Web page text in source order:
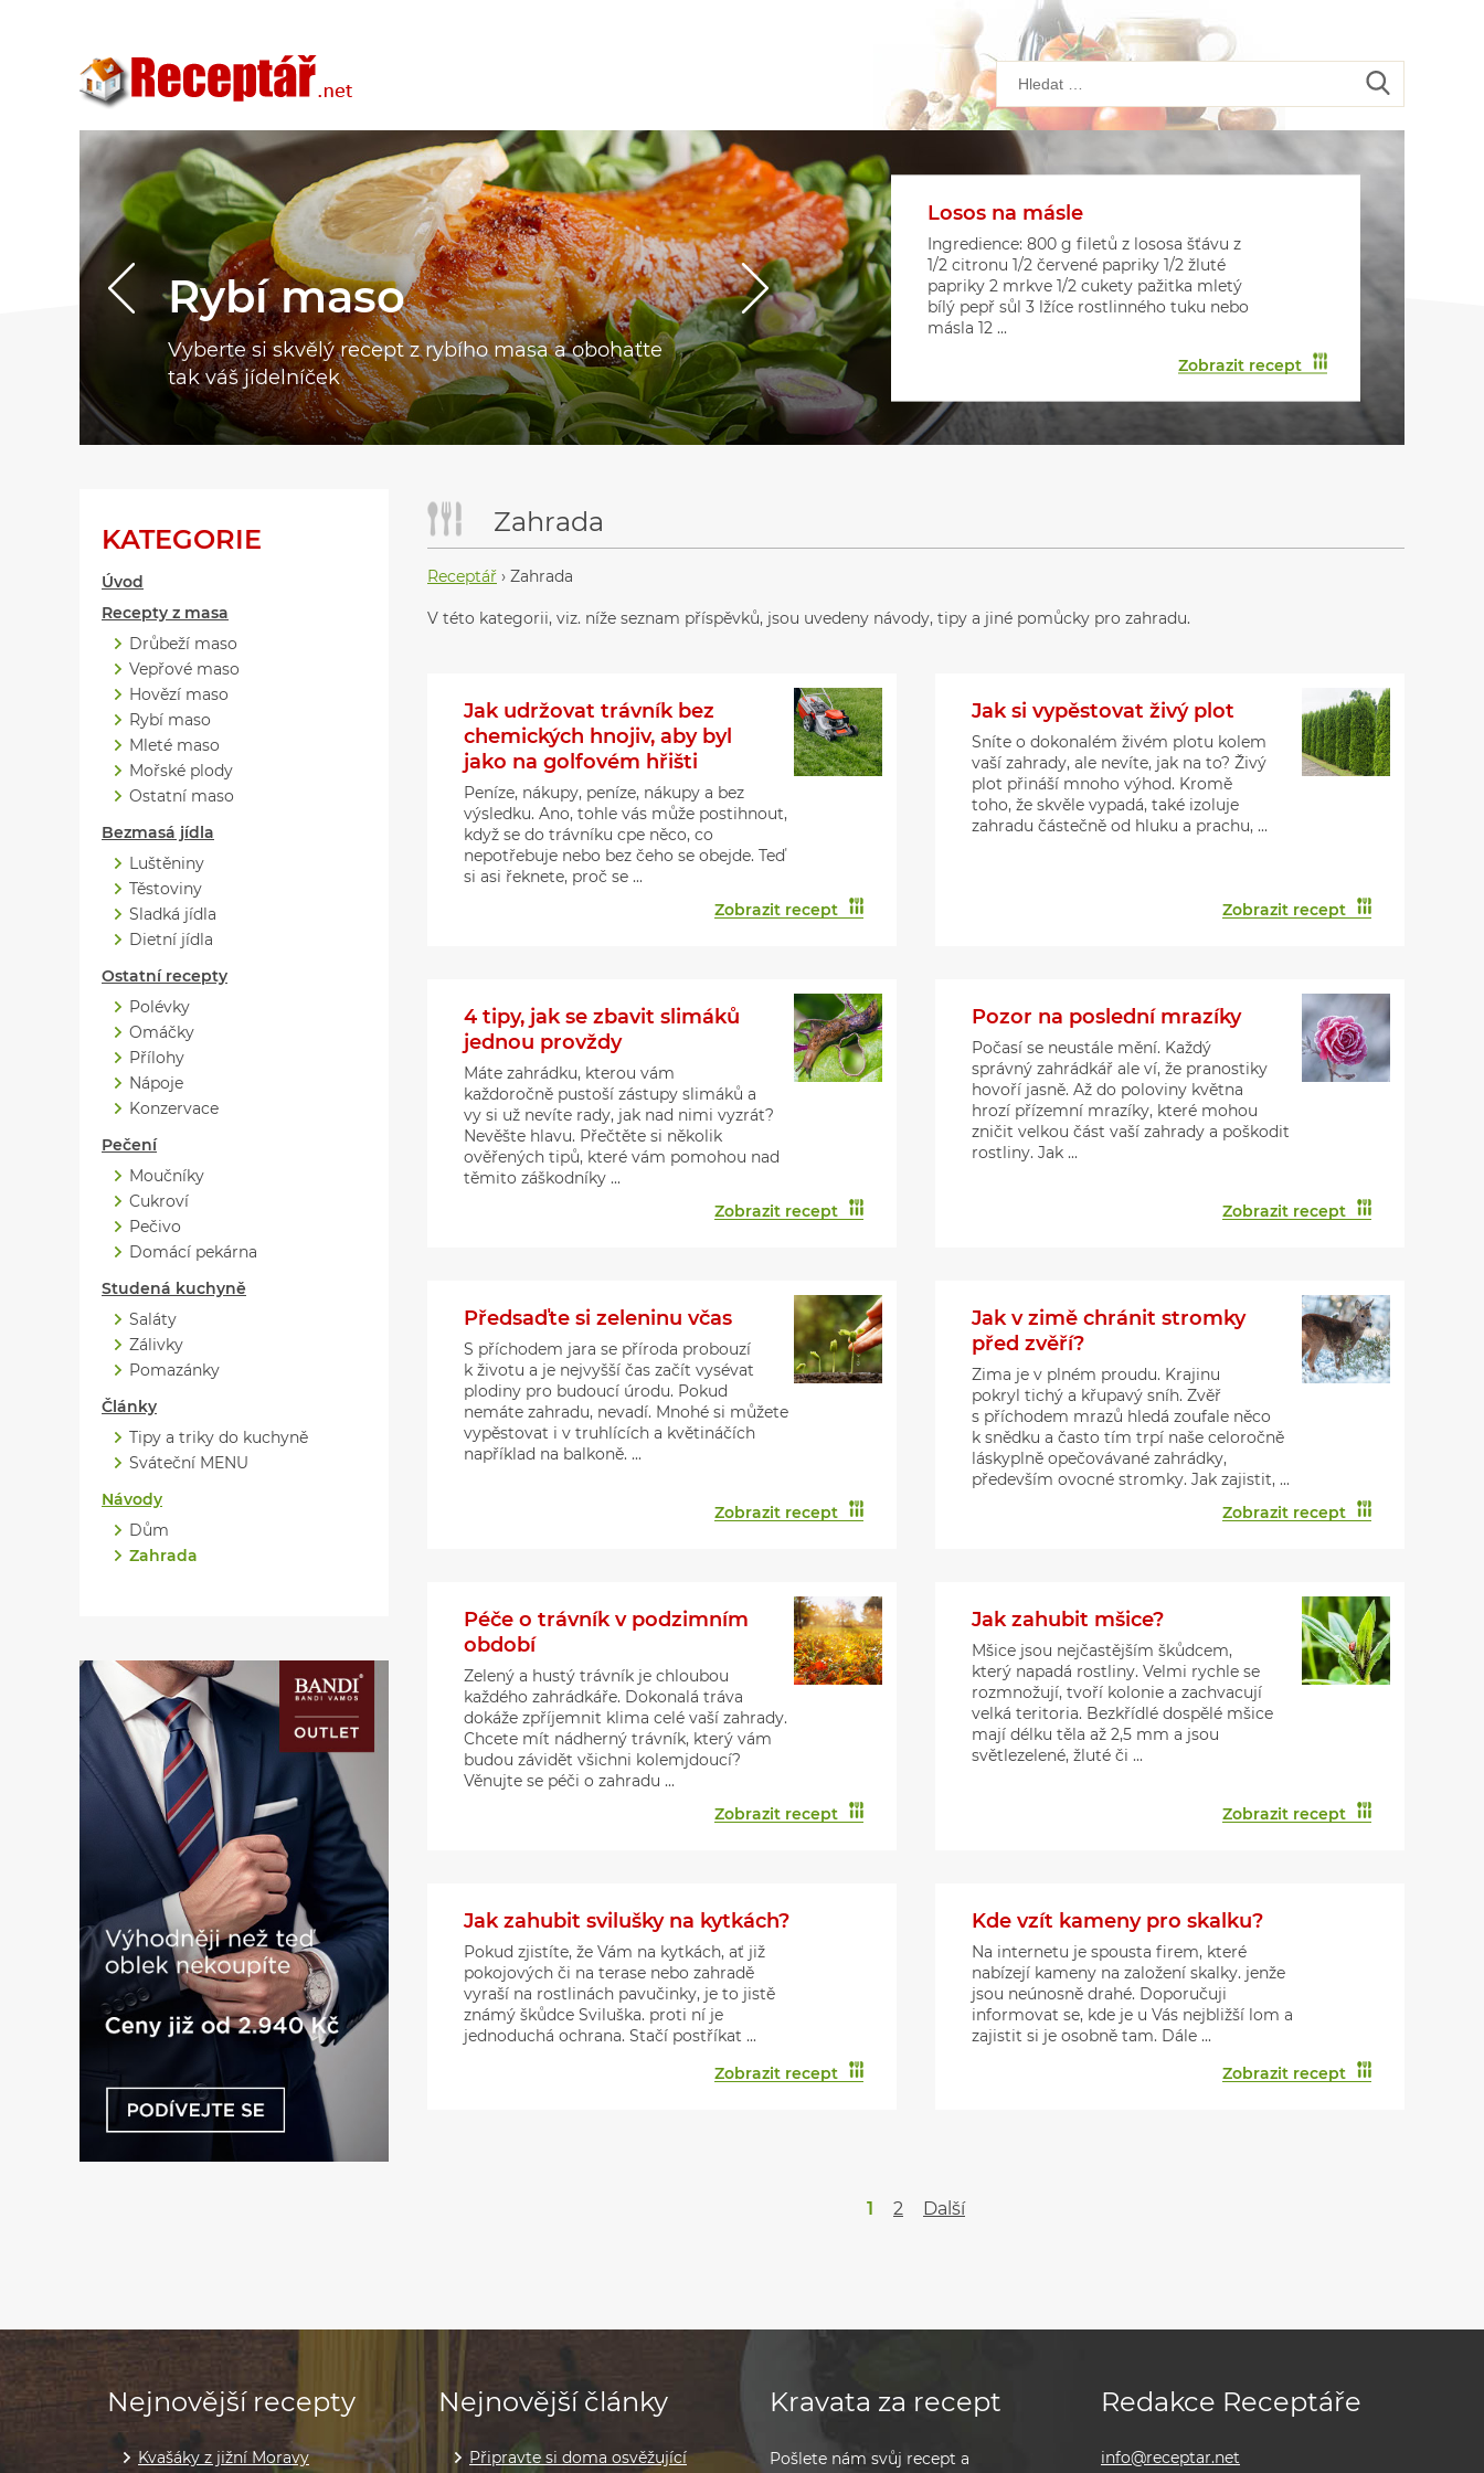
Rybí maso
Vyberte si skvělý recept z rybího masa a obohaťte
tak váš jídelníček
Losos na másle
Ingredience: 800 g filetů z lososa šťávu z
1/2 citronu 1/2 červené papriky 1/2 žluté
papriky 2 mrkve 1/2 cukety pažitka mletý
bílý pepř sůl 3 lžíce rostlinného tuku nebo
másla 12 ...
Zobrazit recept
Květákové placičky s houbami
Srdíčkové muffiny
KATEGORIE
Úvod
Recepty z masa
Drůbeží maso
Vepřové maso
Hovězí maso
Rybí maso
Mleté maso
Mořské plody
Ostatní maso
Bezmasá jídla
Luštěniny
Těstoviny
Sladká jídla
Dietní jídla
Ostatní recepty
Polévky
Omáčky
Přílohy
Nápoje
Konzervace
Pečení
Moučníky
Cukroví
Pečivo
Domácí pekárna
Studená kuchyně
Saláty
Zálivky
Pomazánky
Články
Tipy a triky do kuchyně
Sváteční MENU
Návody
Dům
Zahrada
Zahrada
Receptář › Zahrada
V této kategorii, viz. níže seznam příspěvků, jsou uvedeny návody, tipy a jiné pomůcky pro zahradu.
Jak udržovat trávník bez
chemických hnojiv, aby byl
jako na golfovém hřišti
Peníze, nákupy, peníze, nákupy a bez
výsledku. Ano, tohle vás může postihnout,
když se do trávníku cpe něco, co
nepotřebuje nebo bez čeho se obejde. Teď
si asi řeknete, proč se ...
Zobrazit recept
Jak si vypěstovat živý plot
Sníte o dokonalém živém plotu kolem
vaší zahrady, ale nevíte, jak na to? Živý
plot přináší mnoho výhod. Kromě
toho, že skvěle vypadá, také izoluje
zahradu částečně od hluku a prachu, ...
Zobrazit recept
4 tipy, jak se zbavit slimáků
jednou provždy
Máte zahrádku, kterou vám
každoročně pustoší zástupy slimáků a
vy si už nevíte rady, jak nad nimi vyzrát?
Nevěšte hlavu. Přečtěte si několik
ověřených tipů, které vám pomohou nad
těmito záškodníky ...
Zobrazit recept
Pozor na poslední mrazíky
Počasí se neustále mění. Každý
správný zahrádkář ale ví, že pranostiky
hovoří jasně. Až do poloviny května
hrozí přízemní mrazíky, které mohou
zničit velkou část vaší zahrady a poškodit
rostliny. Jak ...
Zobrazit recept
Předsaďte si zeleninu včas
S příchodem jara se příroda probouzí
k životu a je nejvyšší čas začít vysévat
plodiny pro budoucí úrodu. Pokud
nemáte zahradu, nevadí. Mnohé si můžete
vypěstovat i v truhlících a květináčích
například na balkoně. ...
Zobrazit recept
Jak v zimě chránit stromky
před zvěří?
Zima je v plném proudu. Krajinu
pokryl tichý a křupavý sníh. Zvěř
s příchodem mrazů hledá zoufale něco
k snědku a často tím trpí naše celoročně
láskyplně opečovávané zahrádky,
především ovocné stromky. Jak zajistit, ...
Zobrazit recept
Péče o trávník v podzimním
období
Zelený a hustý trávník je chloubou
každého zahrádkáře. Dokonalá tráva
dokáže zpříjemnit klima celé vaší zahrady.
Chcete mít nádherný trávník, který vám
budou závidět všichni kolemjdoucí?
Věnujte se péči o zahradu ...
Zobrazit recept
Jak zahubit mšice?
Mšice jsou nejčastějším škůdcem,
který napadá rostliny. Velmi rychle se
rozmnožují, tvoří kolonie a zachvacují
velká teritoria. Bezkřídlé dospělé mšice
mají délku těla až 2,5 mm a jsou
světlezelené, žluté či ...
Zobrazit recept
Jak zahubit svilušky na kytkách?
Pokud zjistíte, že Vám na kytkách, ať již
pokojových či na terase nebo zahradě
vyraší na rostlinách pavučinky, je to jistě
známý škůdce Sviluška. proti ní je
jednoduchá ochrana. Stačí postříkat ...
Zobrazit recept
Kde vzít kameny pro skalku?
Na internetu je spousta firem, které
nabízejí kameny na založení skalky. jenže
jsou neúnosně drahé. Doporučuji
informovat se, kde je u Vás nejbližší lom a
zajistit si je osobně tam. Dále ...
Zobrazit recept
1 2 Další
Nejnovější recepty
Kvašáky z jižní Moravy
Nejnovější články
Připravte si doma osvěžující
Kravata za recept
Pošlete nám svůj recept a
Redakce Receptáře
info@receptar.net